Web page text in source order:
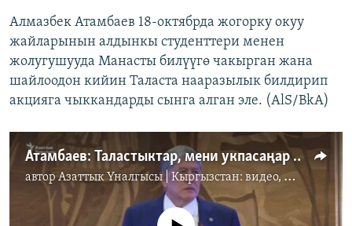
Алмазбек Атамбаев 18-октябрда жогорку окуу
жайларынын алдынкы студенттери менен
жолугушууда Манасты билүүгө чакырган жана
шайлоодон кийин Таласта нааразылык билдирип
акцияга чыккандарды сынга алган эле. (AlS/BkA)
Атамбаев: Таластыктар, мени укпасаңар да, Манасты уккула
авторАзаттык Үналгысы | Кыргызстан: видео, фото, кабарлар
No media source currently available